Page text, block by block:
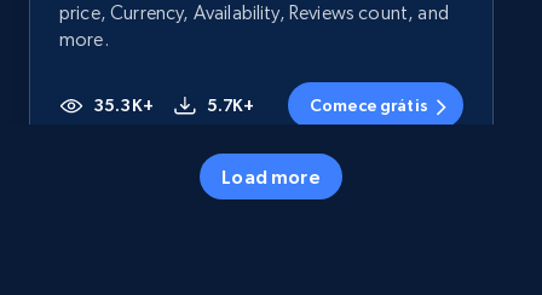
price, Currency, Availability, Reviews count, and
more.
35.3K+ 5.7K+ Comece grátis
Load more